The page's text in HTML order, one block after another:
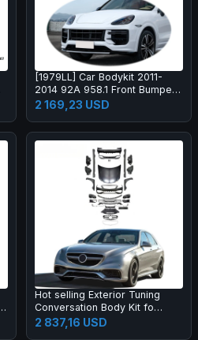
[1979LL] Car Bodykit 2011-
2014 92A 958.1 Front Bumper
Upgrade to 2024 2025 Turbo
GT Style Body Kit for Cayenne
2 169,23 USD
Hot selling Exterior Tuning
Conversation Body Kit fo
2009-2012 Auto Parts Car
2 837,16 USD